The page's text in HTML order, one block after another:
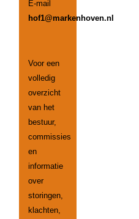
E-mail
hof1@markenhoven.nl
Voor een
volledig
overzicht
van het
bestuur,
commissies
en
informatie
over
storingen,
klachten,